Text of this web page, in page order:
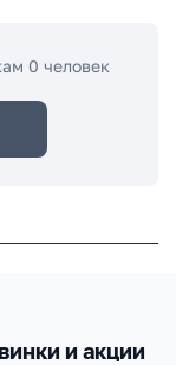
0 человек
и акции